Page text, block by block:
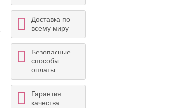
Доставка по
всему миру
Безопасные
способы
оплаты
Гарантия
качества